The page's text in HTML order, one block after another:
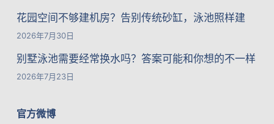
花园空间不够建机房？告别传统砂缸，泳池照样建
2026年7月30日
别墅泳池需要经常换水吗？答案可能和你想的不一样
2026年7月23日
官方微博